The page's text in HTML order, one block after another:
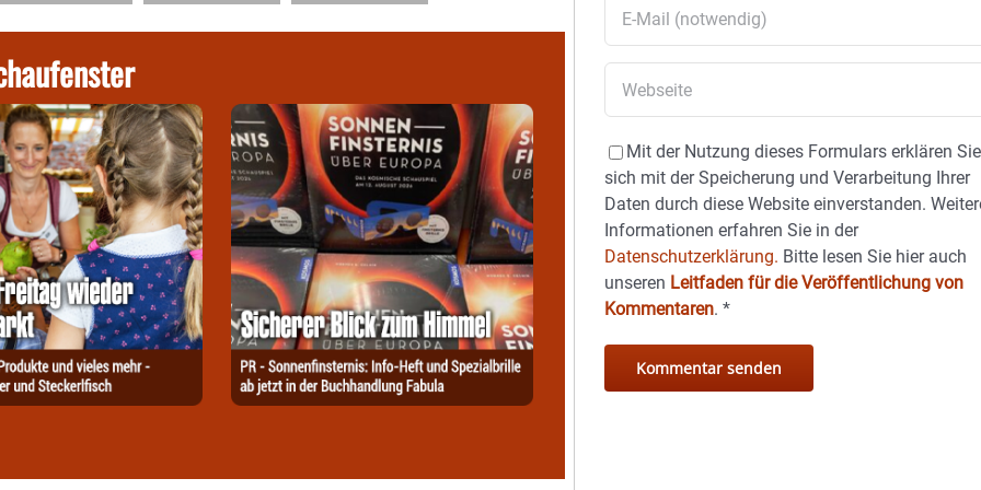
Mit der Nutzung dieses Formulars erklären Sie
sich mit der Speicherung und Verarbeitung Ihrer
Daten durch diese Website einverstanden.
Informationen erfahren Sie in der
Datenschutzerklärung. Bitte lesen Sie hier auch
unseren Leitfaden für die Veröffentlichung von
Kommentaren.*